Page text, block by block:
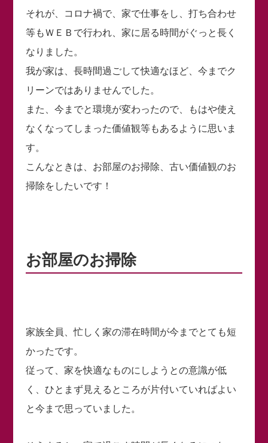
それが、コロナ禍で、家で仕事をし、打ち合わせ
等もＷＥＢで行われ、家に居る時間がぐっと長く
なりました。
我が家は、長時間過ごして快適なほど、今までク
リーンではありませんでした。
また、今までと環境が変わったので、もはや使え
なくなってしまった価値観等もあるように思いま
す。
こんなときは、お部屋のお掃除、古い価値観のお
掃除をしたいです！
お部屋のお掃除
家族全員、忙しく家の滞在時間が今までとても短
かったです。
従って、家を快適なものにしようとの意識が低
く、ひとまず見えるところが片付いていればよい
と今まで思っていました。